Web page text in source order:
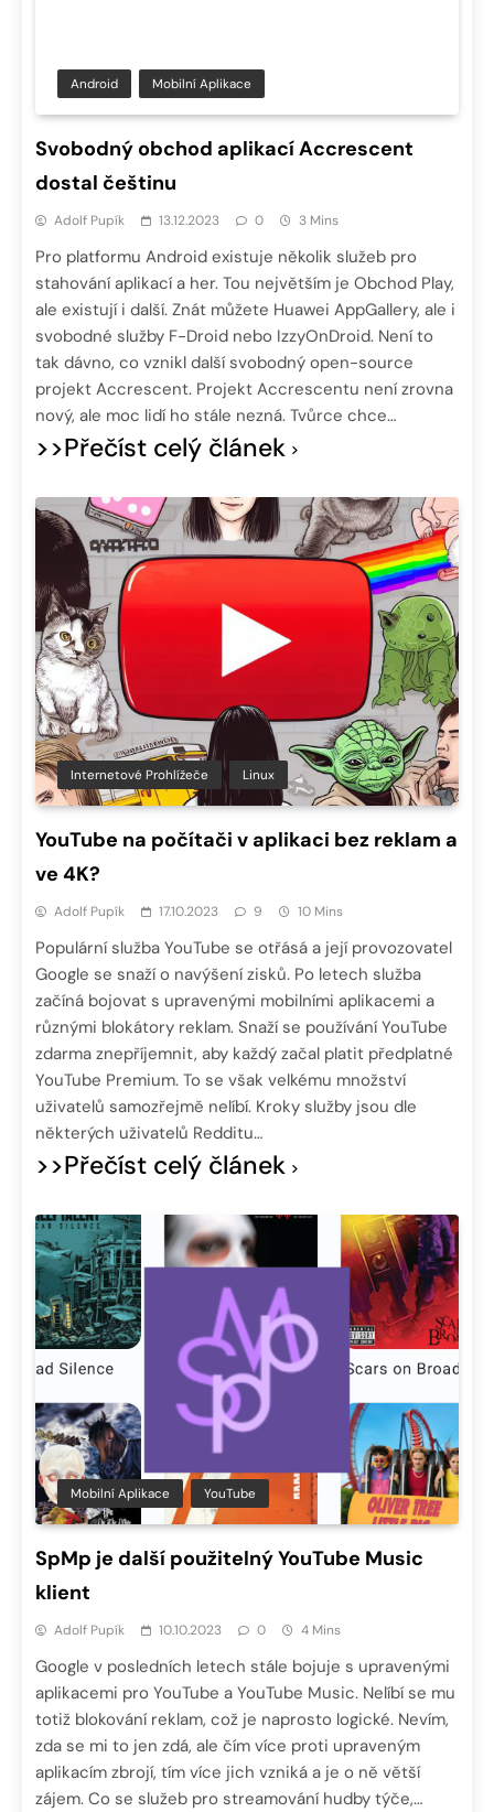
Android Mobilní Aplikace
Svobodný obchod aplikací Accrescent
dostal češtinu
Adolf Pupík 13.12.2023 0 3 Mins
Pro platformu Android existuje několik služeb pro
stahování aplikací a her. Tou největším je Obchod Play,
ale existují i další. Znát můžete Huawei AppGallery, ale i
svobodné služby F-Droid nebo IzzyOnDroid. Není to
tak dávno, co vznikl další svobodný open-source
projekt Accrescent. Projekt Accrescentu není zrovna
nový, ale moc lidí ho stále nezná. Tvůrce chce…
>>Přečíst celý článek
Internetové Prohlížeče Linux
YouTube na počítači v aplikaci bez reklam a
ve 4K?
Adolf Pupík 17.10.2023 9 10 Mins
Populární služba YouTube se otřásá a její provozovatel
Google se snaží o navýšení zisků. Po letech služba
začíná bojovat s upravenými mobilními aplikacemi a
různými blokátory reklam. Snaží se používání YouTube
zdarma znepříjemnit, aby každý začal platit předplatné
YouTube Premium. To se však velkému množství
uživatelů samozřejmě nelíbí. Kroky služby jsou dle
některých uživatelů Redditu…
>>Přečíst celý článek
Mobilní Aplikace YouTube
SpMp je další použitelný YouTube Music
klient
Adolf Pupík 10.10.2023 0 4 Mins
Google v posledních letech stále bojuje s upravenými
aplikacemi pro YouTube a YouTube Music. Nelíbí se mu
totiž blokování reklam, což je naprosto logické. Nevím,
zda se mi to jen zdá, ale čím více proti upraveným
aplikacím zbrojí, tím více jich vzniká a je o ně větší
zájem. Co se služeb pro streamování hudby týče,…